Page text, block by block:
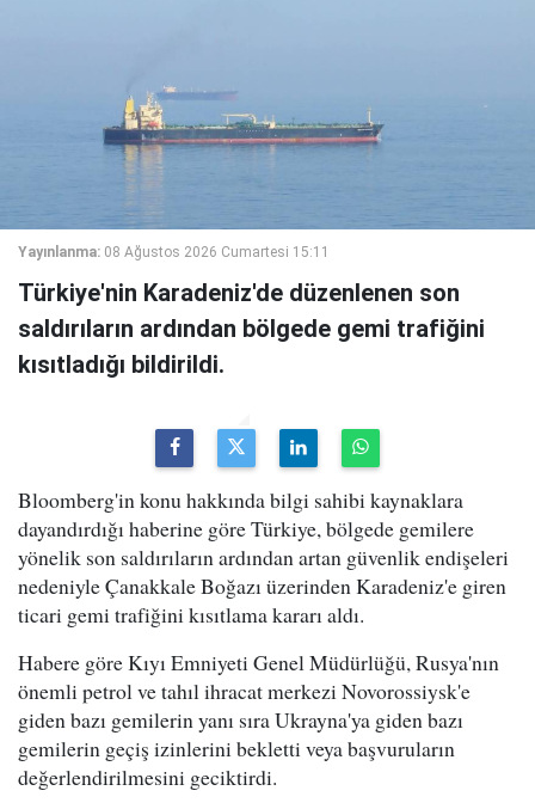
Yayınlanma: 08 Ağustos 2026 Cumartesi 15:11
Türkiye'nin Karadeniz'de düzenlenen son
saldırıların ardından bölgede gemi trafiğini
kısıtladığı bildirildi.
Bloomberg'in konu hakkında bilgi sahibi kaynaklara
dayandırdığı haberine göre Türkiye, bölgede gemilere
yönelik son saldırıların ardından artan güvenlik endişeleri
nedeniyle Çanakkale Boğazı üzerinden Karadeniz'e giren
ticari gemi trafiğini kısıtlama kararı aldı.
Habere göre Kıyı Emniyeti Genel Müdürlüğü, Rusya'nın
önemli petrol ve tahıl ihracat merkezi Novorossiysk'e
giden bazı gemilerin yanı sıra Ukrayna'ya giden bazı
gemilerin geçiş izinlerini bekletti veya başvuruların
değerlendirilmesini geciktirdi.